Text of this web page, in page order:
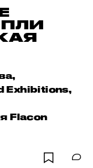
Exhibitions,
Flacon